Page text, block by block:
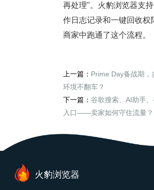
再处理"。火豹浏览器支
作日志记录和一键回收权
商家中跑通了这个流程。
上一篇： Prime Day备战期，
环境不翻车？
下一篇： 谷歌搜索、AI助手
入口——卖家如何守住流量？
火豹浏览器